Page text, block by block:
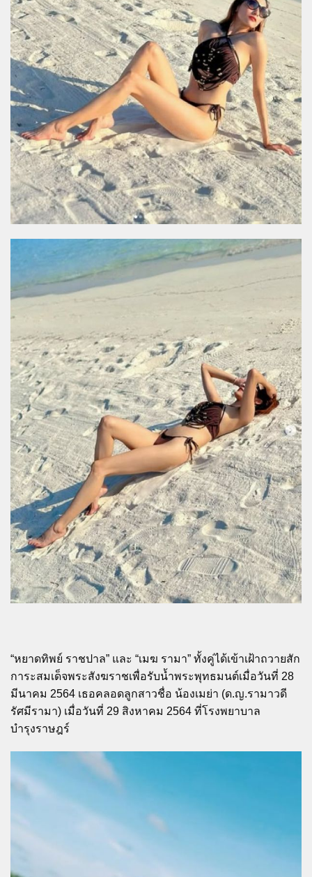
“หยาดทิพย์ ราชปาล” และ “เมฆ รามา” ทั้งคู่ได้เข้าเฝ้าถวายสัก
การะสมเด็จพระสังฆราชเพื่อรับน้ำพระพุทธมนต์เมื่อวันที่ 28
มีนาคม 2564 เธอคลอดลูกสาวชื่อ น้องเมย่า (ด.ญ.รามาวดี
รัศมีรามา) เมื่อวันที่ 29 สิงหาคม 2564 ที่โรงพยาบาล
บำรุงราษฎร์